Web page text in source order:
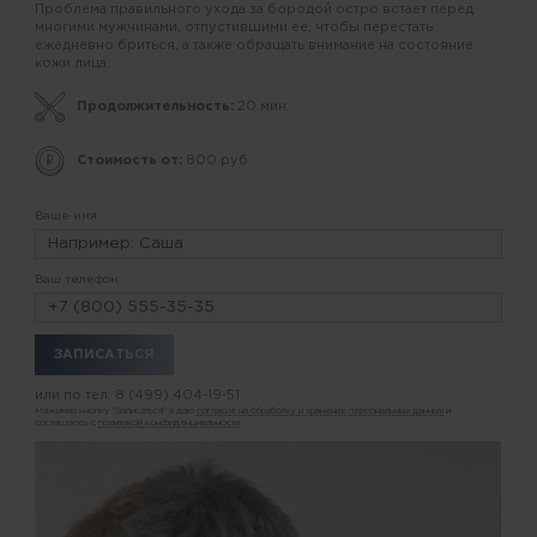
Проблема правильного ухода за бородой остро встает перед
многими мужчинами, отпустившими ее, чтобы перестать
ежедневно бриться, а также обращать внимание на состояние
кожи лица.
Продолжительность: 20 мин.
Стоимость от: 800 руб.
Ваше имя:
Ваш телефон:
или по тел. 8 (499) 404-19-51
Нажимая кнопку "Записаться" я даю согласие на обработку и хранение персональных данных
политикой конфиденциальности